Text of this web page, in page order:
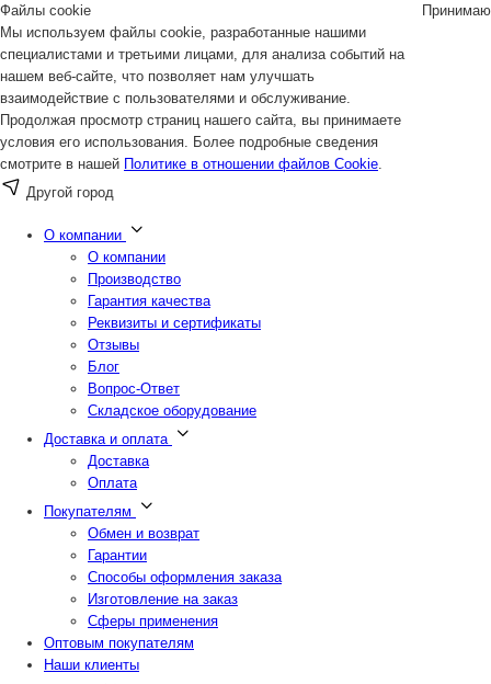
Файлы cookie
Мы используем файлы cookie, разработанные нашими
специалистами и третьими лицами, для анализа событий на
нашем веб-сайте, что позволяет нам улучшать
взаимодействие с пользователями и обслуживание.
Продолжая просмотр страниц нашего сайта, вы принимаете
условия его использования. Более подробные сведения
смотрите в нашей Политике в отношении файлов Cookie.
Принимаю
Другой город
О компании
О компании
Производство
Гарантия качества
Реквизиты и сертификаты
Отзывы
Блог
Вопрос-Ответ
Складское оборудование
Доставка и оплата
Доставка
Оплата
Покупателям
Обмен и возврат
Гарантии
Способы оформления заказа
Изготовление на заказ
Сферы применения
Оптовым покупателям
Наши клиенты